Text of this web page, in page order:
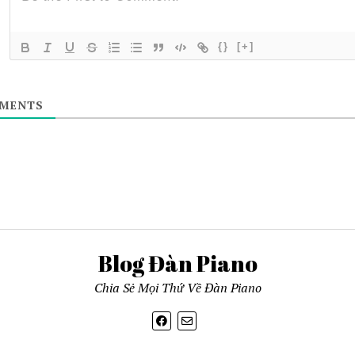
{} [+]
Blog Đàn Piano
Chia Sẻ Mọi Thứ Về Đàn Piano